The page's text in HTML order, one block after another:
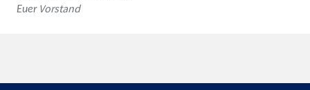
EuerVorstand